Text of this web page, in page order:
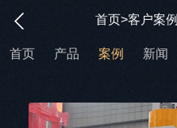
首页>客户案例
首页 产品 案例 新闻